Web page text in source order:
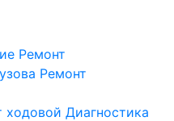
Ремонт
Ремонт
ходовой Диагностика